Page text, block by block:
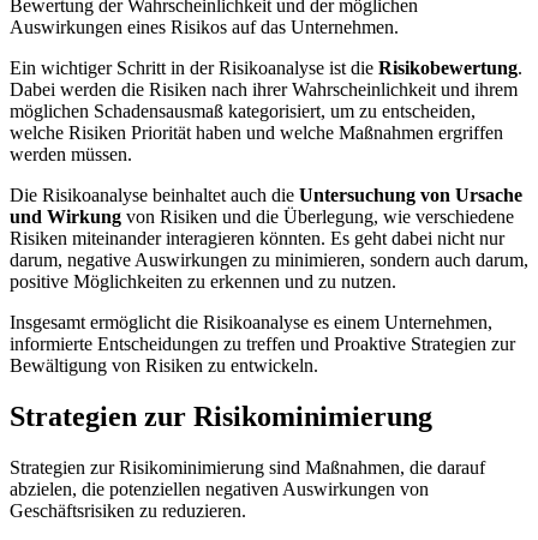
Bewertung der Wahrscheinlichkeit und der möglichen
Auswirkungen eines Risikos auf das Unternehmen.
Ein wichtiger Schritt in der Risikoanalyse ist die Risikobewertung.
Dabei werden die Risiken nach ihrer Wahrscheinlichkeit und ihrem
möglichen Schadensausmaß kategorisiert, um zu entscheiden,
welche Risiken Priorität haben und welche Maßnahmen ergriffen
werden müssen.
Die Risikoanalyse beinhaltet auch die Untersuchung von Ursache
und Wirkung von Risiken und die Überlegung, wie verschiedene
Risiken miteinander interagieren könnten. Es geht dabei nicht nur
darum, negative Auswirkungen zu minimieren, sondern auch darum,
positive Möglichkeiten zu erkennen und zu nutzen.
Insgesamt ermöglicht die Risikoanalyse es einem Unternehmen,
informierte Entscheidungen zu treffen und Proaktive Strategien zur
Bewältigung von Risiken zu entwickeln.
Strategien zur Risikominimierung
Strategien zur Risikominimierung sind Maßnahmen, die darauf
abzielen, die potenziellen negativen Auswirkungen von
Geschäftsrisiken zu reduzieren.